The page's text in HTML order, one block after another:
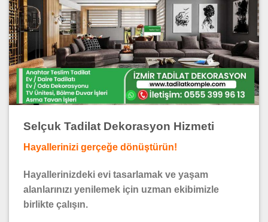
Selçuk Tadilat Dekorasyon Hizmeti
Hayallerinizi gerçeğe dönüştürün!
Hayallerinizdeki evi tasarlamak ve yaşam
alanlarınızı yenilemek için uzman ekibimizle
birlikte çalışın.